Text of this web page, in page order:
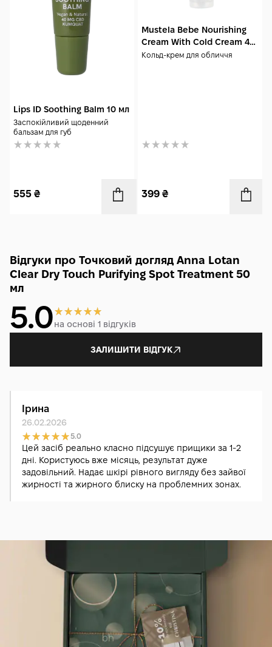
чистішою, спокійнішою та доглянутою день за днем.
Lips ID Soothing Balm 10 мл
Заспокійливий щоденний
бальзам для губ
555 ₴
Mustela Bebe Nourishing
Cream With Cold Cream 40
мл
Кольд-крем для обличчя
399 ₴
Відгуки про Точковий догляд Anna Lotan
Clear Dry Touch Purifying Spot Treatment 50
мл
5.0на основі 1 відгуків
ЗАЛИШИТИ ВІДГУК
Ірина
26.02.2026
5.0
Цей засіб реально класно підсушує прищики за 1-2
дні. Користуюсь вже місяць, результат дуже
задовільний. Надає шкірі рівного вигляду без зайвої
жирності та жирного блиску на проблемних зонах.